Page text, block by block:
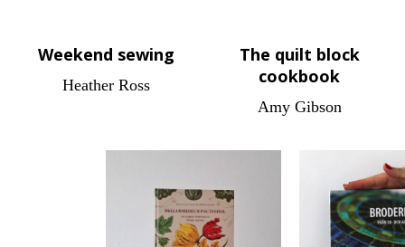
Weekend sewing
Heather Ross
The quilt block
cookbook
Amy Gibson